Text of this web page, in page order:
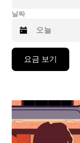
날짜
작
면
요금 보기